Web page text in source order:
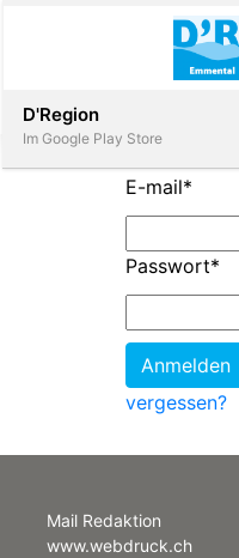
App
E-mail*
Passwort*
vergessen?
Mail Redaktion
www.webdruck.ch
D'Region
Im Google Play Store